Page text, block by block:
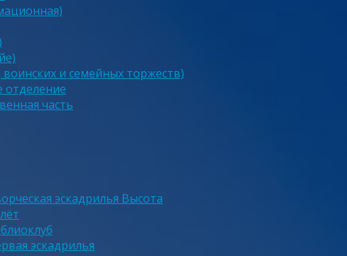
и семейных торжеств)
отделение
часть
эскадрилья Высота
эскадрилья